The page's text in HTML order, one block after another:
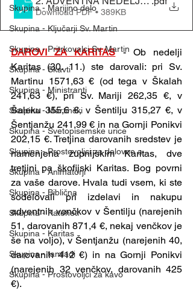
Skupina - Marijino delo
Skupina - Ključarji Sv. Martin
Skupina - Pritrkovalci Sv. Martin
Skupina - Skavti
Skupina - Ministranti
Skupina - Martinčki
Skupina - Svetopisemske urice
Skupina - Prostovoljci za delovne a
Skupina - Animatorji
Skupina - Biblična
Skupina - Kateheti
Skupina - Karitas
Skupina - tamladi
Skupina - Prostovoljci za kavo
Download PDF • 389KB
DAROVI ZA KARITAS -
Ob nedelji
Karitas (30. 11.) ste darovali: pri Sv.
Martinu 1571,63 € (od tega v Škalah
241,63 €), pri Sv. Mariji 262,35 €, v
Šaleku 355,6 €, v Šentilju 315,27 €, v
Šentjanžu 241,99 € in na Gornji Ponikvi
202,15 €. Tretjina darovanih sredstev je
namenjena župnijskim Karitas, dve
tretjini pa škofijski Karitas. Bog povrni
za vaše darove. Hvala tudi vsem, ki ste
sodelovali pri izdelavi in nakupu
adventnih venčkov v Šentilju (narejenih
51, darovanih 871,4 €, nekaj venčkov je
še na voljo), v Šentjanžu (narejenih 40,
darovanih 412 €) in na Gornji Ponikvi
(narejenih 32 venčkov, darovanih 425
€).